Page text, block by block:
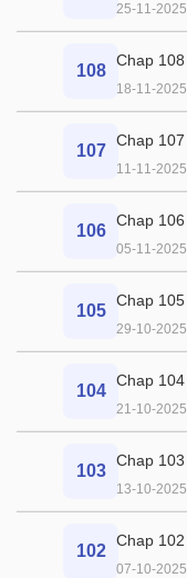
25-11-2025
108
Chap 108
18-11-2025
107
Chap 107
11-11-2025
106
Chap 106
05-11-2025
105
Chap 105
29-10-2025
104
Chap 104
21-10-2025
103
Chap 103
13-10-2025
102
Chap 102
07-10-2025